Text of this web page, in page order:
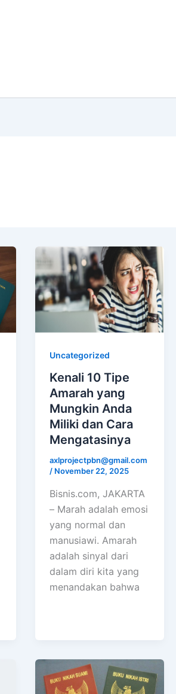
Uncategorized
Kenali 10 Tipe
Amarah yang
Mungkin Anda
Miliki dan Cara
Mengatasinya
axlprojectpbn@gmail.com
/ November 22, 2025
Bisnis.com, JAKARTA
– Marah adalah emosi
yang normal dan
manusiawi. Amarah
adalah sinyal dari
dalam diri kita yang
menandakan bahwa